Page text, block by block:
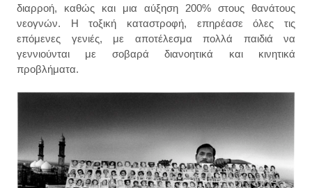
διαρροή, καθώς και μια αύξηση 200% στους θανάτους
νεογνών. Η τοξική καταστροφή, επηρέασε όλες τις
επόμενες γενιές, με αποτέλεσμα πολλά παιδιά να
γεννιούνται με σοβαρά διανοητικά και κινητικά
προβλήματα.